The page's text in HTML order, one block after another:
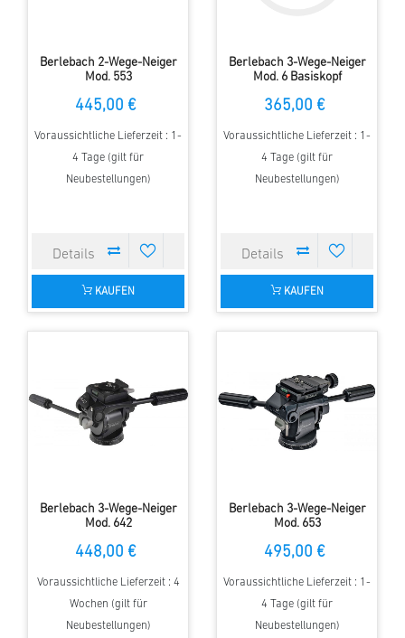
Berlebach 2-Wege-Neiger
Mod. 553
445,00 €
Voraussichtliche Lieferzeit : 1-
4 Tage (gilt für
Neubestellungen)
KAUFEN
Berlebach 3-Wege-Neiger
Mod. 6 Basiskopf
365,00 €
Voraussichtliche Lieferzeit : 1-
4 Tage (gilt für
Neubestellungen)
KAUFEN
Berlebach 3-Wege-Neiger
Mod. 642
448,00 €
Voraussichtliche Lieferzeit : 4
Wochen (gilt für
Neubestellungen)
Berlebach 3-Wege-Neiger
Mod. 653
495,00 €
Voraussichtliche Lieferzeit : 1-
4 Tage (gilt für
Neubestellungen)